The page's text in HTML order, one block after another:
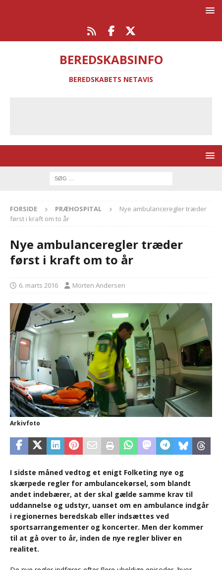
BEREDSKABSINFO
BEREDSKABETS NETAVIS
FORSIDE PRÆHOSPITAL
Nye ambulanceregler træder
først i kraft om to år
Nye ambulanceregler træder
først i kraft om to år
6. marts 2016 Morten Andersen
Arkivfoto
I sidste måned vedtog et enigt Folketing nye og
skærpede regler for ambulancekørsel, som blandt
andet indebærer, at der skal gælde samme krav til
uddannelse og udstyr, uanset om en ambulance indgår
i regionernes beredskab eller indsættes ved
sportsarrangementer og koncerter. Men der kommer
til at gå over to år, inden de nye regler bliver en
realitet.